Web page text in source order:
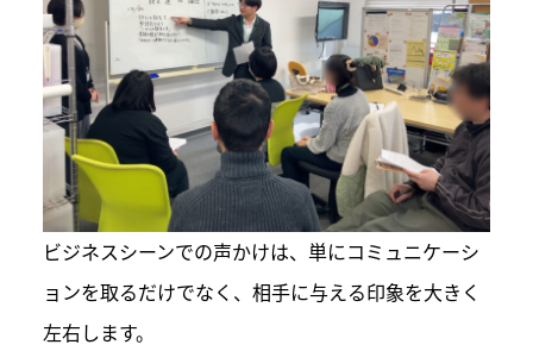
ビジネスシーンでの声かけは、単にコミュニケーシ
ョンを取るだけでなく、相手に与える印象を大きく
左右します。